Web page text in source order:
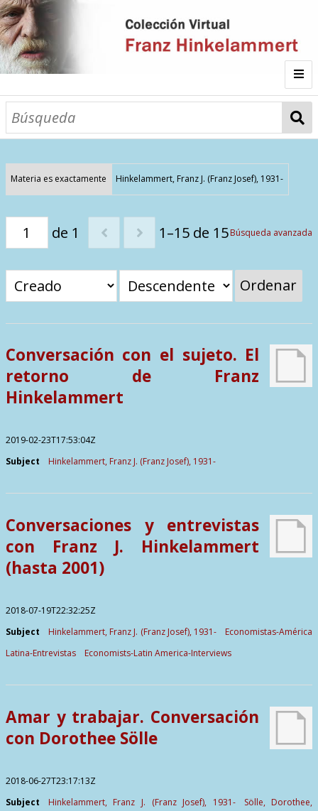
Inicio
Galería
Listado por
Categorías
Todos los documentos
Materias
Sitios de Interés
Contactos
Fichas
Materia es exactamente Hinkelammert, Franz J. (Franz Josef), 1931-
de 1 1–15 de 15Búsqueda avanzada
Ordenar
Conversación con el sujeto. El
retorno de Franz
Hinkelammert
2019-02-23T17:53:04Z
Subject
Hinkelammert, Franz J. (Franz Josef), 1931-
Conversaciones y entrevistas
con Franz J. Hinkelammert
(hasta 2001)
2018-07-19T22:32:25Z
Subject
Hinkelammert, Franz J. (Franz Josef), 1931-
Economistas-América
Latina-Entrevistas
Economists-Latin America-Interviews
Amar y trabajar. Conversación
con Dorothee Sölle
2018-06-27T23:17:13Z
Subject
Hinkelammert, Franz J. (Franz Josef), 1931-
Sölle, Dorothee,